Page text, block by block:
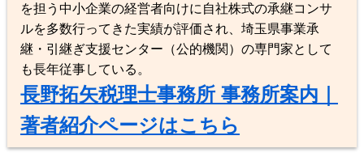
を担う中小企業の経営者向けに自社株式の承継コンサ
ルを多数行ってきた実績が評価され、埼玉県事業承
継・引継ぎ支援センター（公的機関）の専門家として
も長年従事している。
長野拓矢税理士事務所 事務所案内｜
著者紹介ページはこちら